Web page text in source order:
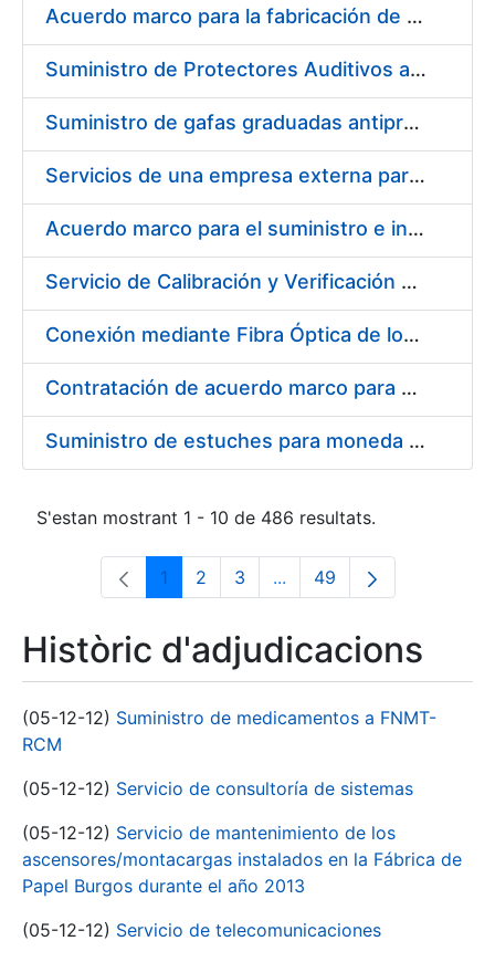
Acuerdo marco para la fabricación de piezas
Suministro de Protectores Auditivos a medida para las personas trabajadoras de los Centros de Trabajo de Madrid y Burgos
Suministro de gafas graduadas antiproyecciones para los trabajadores de la FNMT-RCM en los centros de trabajo de Madrid y Burgos
Servicios de una empresa externa para el asesoramiento y resolución de los recursos de alzada que se presentan relacionados con procesos de selección para la FNMT-RCM
Acuerdo marco para el suministro e instalación de persianas, estores y otros complementos
Servicio de Calibración y Verificación Externa de los Equipos de Medición del Servicio de Prevención de la FNMT-RCM
Conexión mediante Fibra Óptica de los Centros de Proceso de Datos (CPDs) de las sedes de la FNMT-RCM de Burgos y Madrid
Contratación de acuerdo marco para el Suministro de Material de Electricidad para la Fábrica Nacional de Moneda y Timbre-Real Casa de la Moneda en su centro de trabajo de Burgos
Suministro de estuches para moneda de 30 €
S'estan mostrant 1 - 10 de 486 resultats.
Pàgina
1 Pàgina
2 Pàgina
3 ...Pàgines intermèdies
Pàgina
49
Històric d'adjudicacions
(05-12-12) Suministro de medicamentos a FNMT-
RCM
(05-12-12) Servicio de consultoría de sistemas
(05-12-12) Servicio de mantenimiento de los
ascensores/montacargas instalados en la Fábrica de
Papel Burgos durante el año 2013
(05-12-12) Servicio de telecomunicaciones